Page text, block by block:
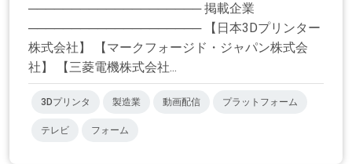
──────────────────── 掲載企業
──────────────────── 【日本3Dプリンター
株式会社】 【マークフォージド・ジャパン株式会
社】 【三菱電機株式会社...
3Dプリンタ 製造業 動画配信 プラットフォーム
テレビ フォーム